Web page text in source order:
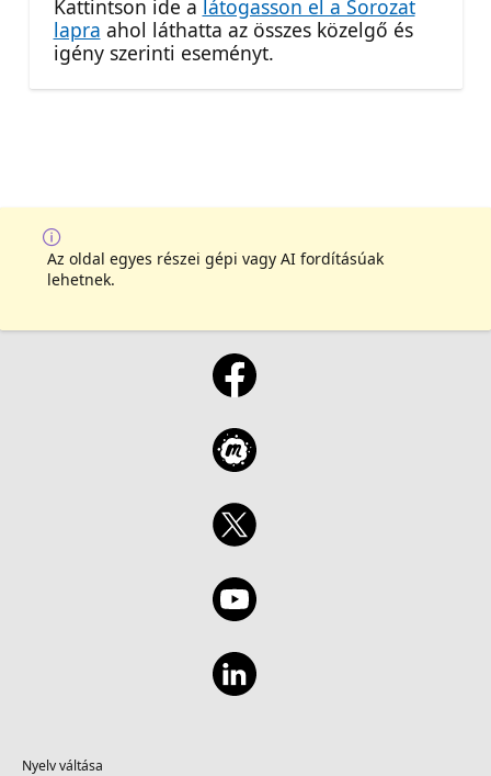
Kattintson ide a látogasson el a Sorozat
lapra ahol láthatta az összes közelgő és
igény szerinti eseményt.
Az oldal egyes részei gépi vagy AI fordításúak
lehetnek.
Nyelv váltása